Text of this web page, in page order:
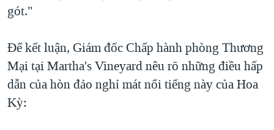
gót."
Để kết luận, Giám đốc Chấp hành phòng Thương
Mại tại Martha's Vineyard nêu rõ những điều hấp
dẫn của hòn đảo nghỉ mát nổi tiếng này của Hoa
Kỳ: